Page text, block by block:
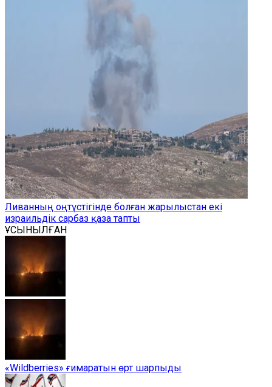
Ливанның оңтүстігінде болған жарылыстан екі
израильдік сарбаз қаза тапты
ҰСЫНЫЛҒАН
«Wildberries» ғимаратын өрт шарпыды